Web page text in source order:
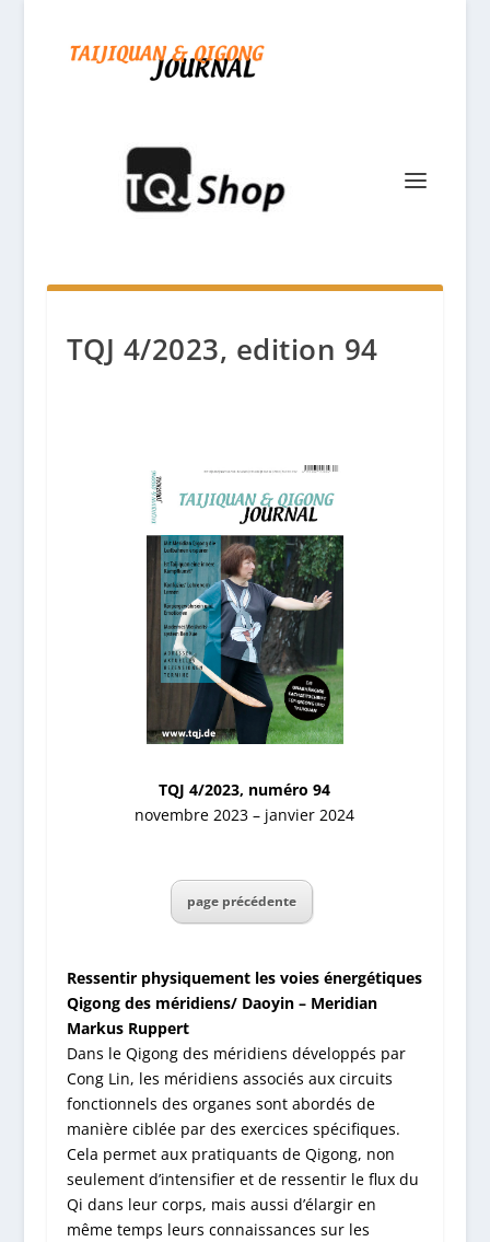
TQJ 4/2023, edition 94
TQJ 4/2023, numéro 94
novembre 2023 – janvier 2024
page précédente
Ressentir physiquement les voies énergétiques
Qigong des méridiens/ Daoyin – Meridian
Markus Ruppert
Dans le Qigong des méridiens développés par
Cong Lin, les méridiens associés aux circuits
fonctionnels des organes sont abordés de
manière ciblée par des exercices spécifiques.
Cela permet aux pratiquants de Qigong, non
seulement d’intensifier et de ressentir le flux du
Qi dans leur corps, mais aussi d’élargir en
même temps leurs connaissances sur les